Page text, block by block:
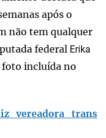
após o
não tem qualquer
federal Erika
foto incluída no
vereadora trans